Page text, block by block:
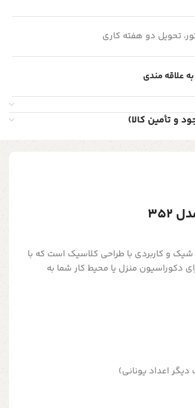
علاقه مندی
و تأمین کالا)
تیوا مدل 352 یک محصول شیک و کاربردی با طراحی کلاسیک است که با
دکوراسیون منزل یا محیط کار شما به
اعداد یونانی)